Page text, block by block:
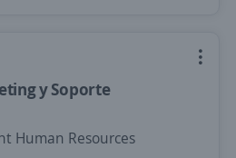
y Soporte
Human Resources